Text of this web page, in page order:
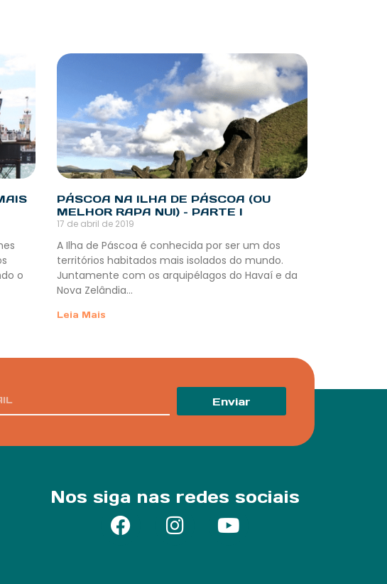
o
PÁSCOA NA ILHA DE PÁSCOA (OU
MELHOR RAPA NUI) – PARTE I
17 de abril de 2019
A Ilha de Páscoa é conhecida por ser um dos
territórios habitados mais isolados do mundo.
Juntamente com os arquipélagos do Havaí e da
Nova Zelândia…
Leia Mais
Enviar
Nos siga nas redes sociais